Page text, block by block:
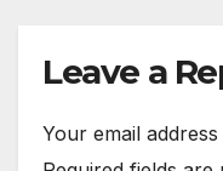
Leave a
Your email